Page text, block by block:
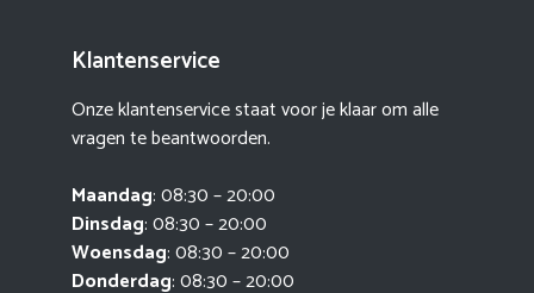
Klantenservice
Onze klantenservice staat voor je klaar om alle
vragen te beantwoorden.
Maandag: 08:30 – 20:00
Dinsdag: 08:30 – 20:00
Woensdag: 08:30 – 20:00
Donderdag: 08:30 – 20:00